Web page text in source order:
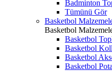
Badminton
Tümünü Gör
Basketbol
Basketbol
Basketbol
Basketbol
Basketbol
Basketbol